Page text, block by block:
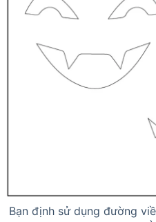
Bạn định sử dụng đường